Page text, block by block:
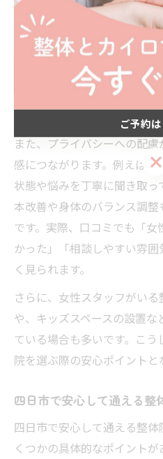
しているかどうかは、多く
となります。特に女性の利用
不調、産後のケアなどデリ
が整っていることが重要で
細やかな気配りや共感力が
して施術を受けられる理由で
また、プライバシーへの配
感につながります。例えば
状態や悩みを丁寧に聞き取
本改善や身体のバランス調
です。実際、口コミでも「
かった」「相談しやすい雰
く見られます。
さらに、女性スタッフがい
や、キッズスペースの設置な
ている場合も多いです。こ
院を選ぶ際の安心ポイントと
四日市で安心して通える整
四日市で安心して通える整
くつかの具体的なポイント
ご予約は
ご予約